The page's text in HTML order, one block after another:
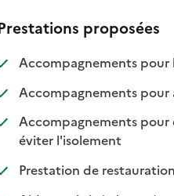
proposées
Accompagnements pour
Accompagnements
Accompagnements pour
éviter l'isolement: disponible
: non
Prestation de